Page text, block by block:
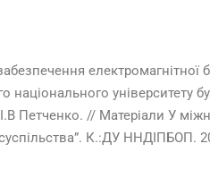
електромагнітної
університету
Петченко. // Матеріали У
К.:ДУ ННДІПБОП.